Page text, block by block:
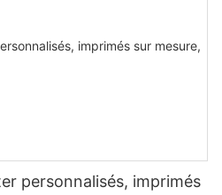
personnalisés, imprimés